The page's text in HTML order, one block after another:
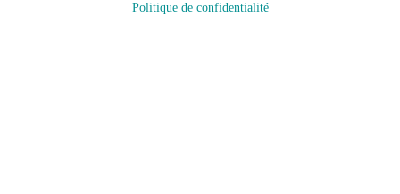
Politique de confidentialité